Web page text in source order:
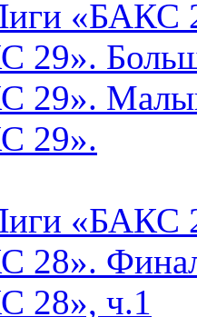
«БАКС
29».
29».
29».
«БАКС
28».
28», ч.1